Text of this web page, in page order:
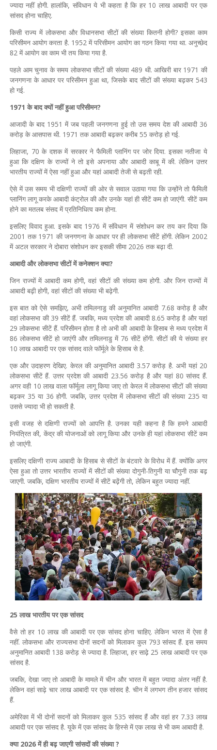
ज्यादा नहीं होगी. हालांकि, संविधान ये भी कहता है कि हर 10 लाख आबादी पर एक
सांसद होना चाहिए.
किसी राज्य में लोकसभा और विधानसभा सीटों की संख्या कितनी होगी? इसका काम
परिसीमन आयोग करता है. 1952 में परिसीमन आयोग का गठन किया गया था. अनुच्छेद
82 में आयोग का काम भी तय किया गया है.
पहले आम चुनाव के समय लोकसभा सीटों की संख्या 489 थी. आखिरी बार 1971 की
जनगणना के आधार पर परिसीमन हुआ था, जिसके बाद सीटों की संख्या बढ़कर 543
हो गई.
1971 के बाद क्यों नहीं हुआ परिसीमन?
आजादी के बाद 1951 में जब पहली जनगणना हुई तो उस समय देश की आबादी 36
करोड़ के आसपास थी. 1971 तक आबादी बढ़कर करीब 55 करोड़ हो गई.
लिहाजा, 70 के दशक में सरकार ने फैमिली प्लानिंग पर जोर दिया. इसका नतीजा ये
हुआ कि दक्षिण के राज्यों ने तो इसे अपनाया और आबादी काबू में की. लेकिन उत्तर
भारतीय राज्यों में ऐसा नहीं हुआ और यहां आबादी तेजी से बढ़ती रही.
ऐसे में उस समय भी दक्षिणी राज्यों की ओर से सवाल उठाया गया कि उन्होंने तो फैमिली
प्लानिंग लागू करके आबादी कंट्रोल की और उनके यहां ही सीटें कम हो जाएंगी. सीटें कम
होने का मतलब संसद में प्रतिनिधित्व कम होना.
इसलिए विवाद हुआ. इसके बाद 1976 में संविधान में संशोधन कर तय कर दिया कि
2001 तक 1971 की जनगणना के आधार पर ही लोकसभा सीटें होंगी. लेकिन 2002
में अटल सरकार ने दोबारा संशोधन कर इसकी सीमा 2026 तक बढ़ा दी.
आबादी और लोकसभा सीटों में कनेक्शन क्या?
जिन राज्यों में आबादी कम होगी, वहां सीटों की संख्या कम होगी. और जिन राज्यों में
आबादी बढ़ी होगी, वहां सीटों की संख्या भी बढ़ेगी.
इस बात को ऐसे समझिए, अभी तमिलनाडु की अनुमानित आबादी 7.68 करोड़ है और
वहां लोकसभा की 39 सीटें हैं. जबकि, मध्य प्रदेश की आबादी 8.65 करोड़ है और यहां
29 लोकसभा सीटें हैं. परिसीमन होता है तो अभी की आबादी के हिसाब से मध्य प्रदेश में
86 लोकसभा सीटें हो जाएंगी और तमिलनाडु में 76 सीटें होंगी. सीटों की ये संख्या हर
10 लाख आबादी पर एक सांसद वाले फॉर्मूले के हिसाब से है.
एक और उदाहरण देखिए. केरल की अनुमानित आबादी 3.57 करोड़ है. अभी यहां 20
लोकसभा सीटें हैं. उत्तर प्रदेश की आबादी 23.56 करोड़ है और यहां 80 सांसद हैं.
अगर वही 10 लाख वाला फॉर्मूला लागू किया जाए तो केरल में लोकसभा सीटों की संख्या
बढ़कर 35 या 36 होगी. जबकि, उत्तर प्रदेश में लोकसभा सीटों की संख्या 235 या
उससे ज्यादा भी हो सकती है.
इसी वजह से दक्षिणी राज्यों को आपत्ति है. उनका यही कहना है कि हमने आबादी
नियंत्रित की, केंद्र की योजनाओं को लागू किया और उनके ही यहां लोकसभा सीटें कम
हो जाएंगी.
इसलिए दक्षिणी राज्य आबादी के हिसाब से सीटों के बंटवारे के विरोध में हैं. क्योंकि अगर
ऐसा हुआ तो उत्तर भारतीय राज्यों में सीटों की संख्या दोगुनी-तिगुनी या चौगुनी तक बढ़
जाएगी. जबकि, दक्षिण भारतीय राज्यों में सीटें बढ़ेंगी तो, लेकिन बहुत ज्यादा नहीं.
25 लाख भारतीय पर एक सांसद
वैसे तो हर 10 लाख की आबादी पर एक सांसद होना चाहिए. लेकिन भारत में ऐसा है
नहीं. लोकसभा और राज्यसभा दोनों सदनों को मिलाकर कुल 793 सांसद हैं. इस समय
अनुमानित आबादी 138 करोड़ से ज्यादा है. लिहाजा, हर साढ़े 25 लाख आबादी पर एक
सांसद है.
जबकि, देखा जाए तो आबादी के मामले में चीन और भारत में बहुत ज्यादा अंतर नहीं है.
लेकिन वहां साढ़े चार लाख आबादी पर एक सांसद है. चीन में लगभग तीन हजार सांसद
हैं.
अमेरिका में भी दोनों सदनों को मिलाकर कुल 535 सांसद हैं और वहां हर 7.33 लाख
आबादी पर एक सांसद है. यूके में एक सांसद के हिस्से में एक लाख से भी कम आबादी है.
क्या 2026 में ही बढ़ जाएगी सांसदों की संख्या ?